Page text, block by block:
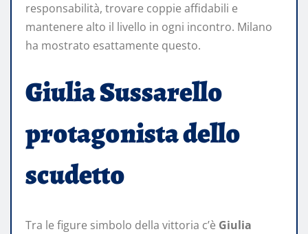
responsabilità, trovare coppie affidabili e
mantenere alto il livello in ogni incontro. Milano
ha mostrato esattamente questo.
Giulia Sussarello
protagonista dello
scudetto
Tra le figure simbolo della vittoria c’è Giulia